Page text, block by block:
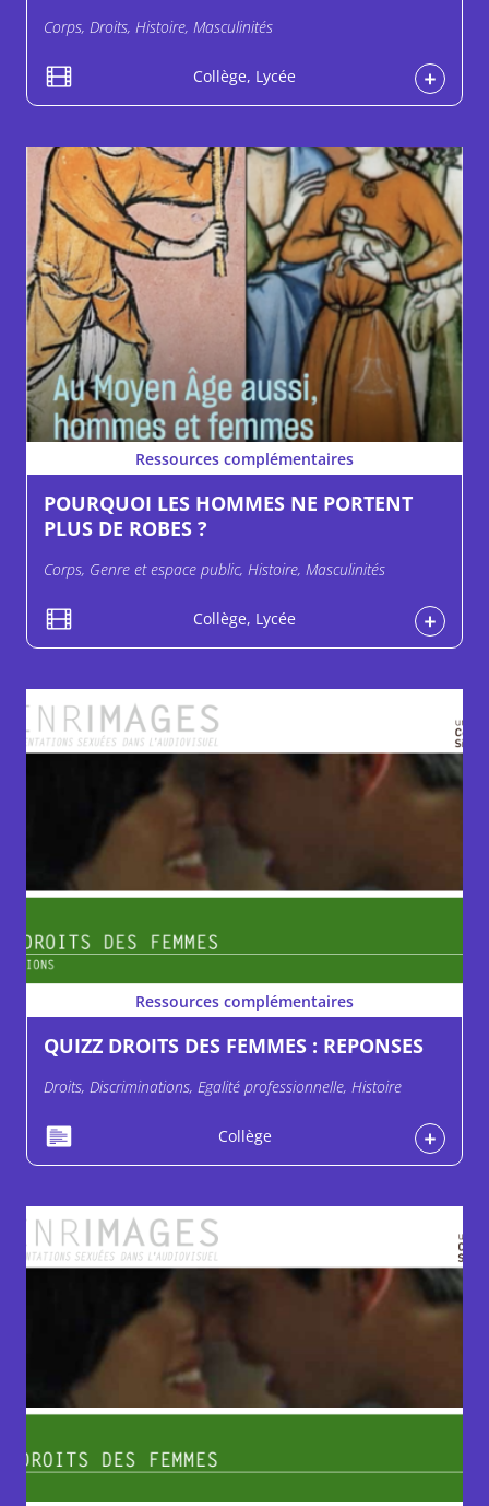
Corps, Droits, Histoire, Masculinités
Collège, Lycée
Ressources complémentaires
POURQUOI LES HOMMES NE PORTENT
PLUS DE ROBES ?
Corps, Genre et espace public, Histoire, Masculinités
Collège, Lycée
Ressources complémentaires
QUIZZ DROITS DES FEMMES : REPONSES
Droits, Discriminations, Egalité professionnelle, Histoire
Collège